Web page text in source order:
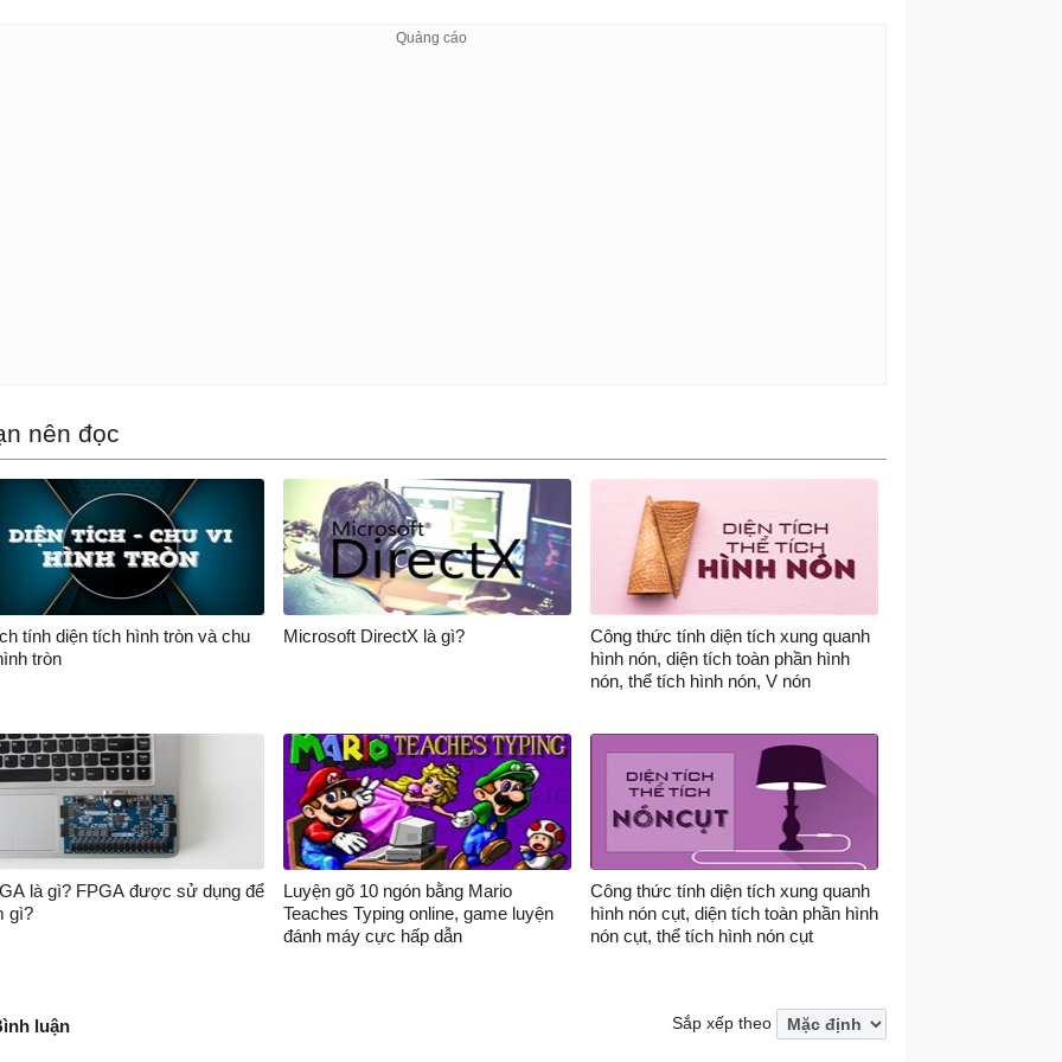
nên đọc
tính diện tích hình tròn và chu
tròn
Microsoft DirectX là gì?
Công thức tính diện tích xung quanh
hình nón, diện tích toàn phần hình
nón, thể tích hình nón, V nón
là gì? FPGA được sử dụng để
gì?
Luyện gõ 10 ngón bằng Mario
Teaches Typing online, game luyện
đánh máy cực hấp dẫn
Công thức tính diện tích xung quanh
hình nón cụt, diện tích toàn phần hình
nón cụt, thể tích hình nón cụt
luận Sắp xếp theo